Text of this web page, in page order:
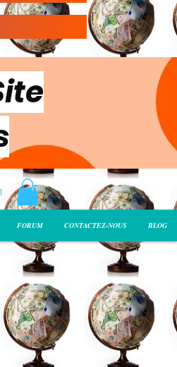
FORUM CONTACTEZ-NOUS BLOG